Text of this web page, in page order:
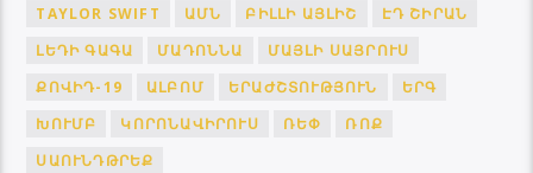
TAYLOR SWIFT
ԱՄՆ ԲԻԼԼԻ ԱՅԼԻՇ
ԷԴ ՇԻՐԱՆ
ԼԵԴԻ ԳԱԳԱ
ՄԱԴՈՆՆԱ
ՄԱՅԼԻ ՍԱՅՐՈՒՍ
ՔՈՎԻԴ-19
ԱԼԲՈՄ ԵՐԱԺՇՏՈՒԹՅՈՒՆ
ԵՐԳ
ԽՈՒՄԲ
ԿՈՐՈՆԱՎԻՐՈՒՍ ՌԵՓ
ՌՈՔ
ՍԱՈՒՆԴԹՐԵՔ